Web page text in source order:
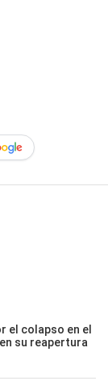
el colapso en el
su reapertura